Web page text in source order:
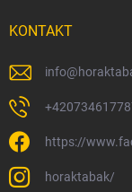
KONTAKT
info@
https://
horaktabak/